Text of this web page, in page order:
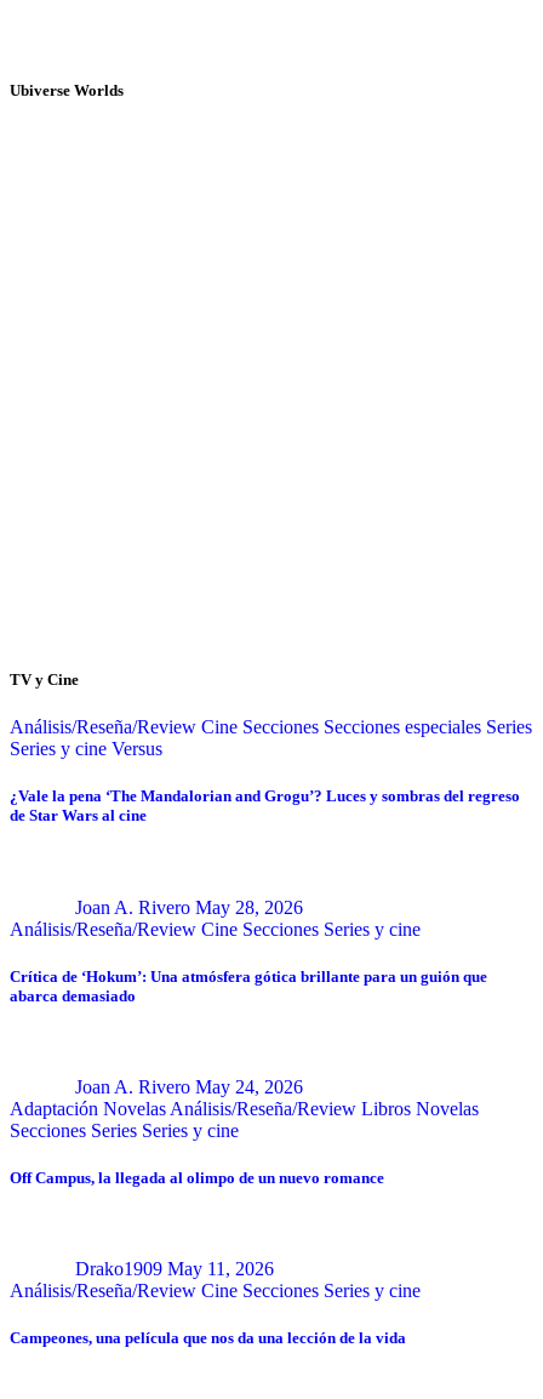
Ubiverse Worlds
TV y Cine
Análisis/Reseña/Review Cine Secciones Secciones especiales Series
Series y cine Versus
¿Vale la pena ‘The Mandalorian and Grogu’? Luces y sombras del regreso
de Star Wars al cine
Joan A. Rivero May 28, 2026
Análisis/Reseña/Review Cine Secciones Series y cine
Crítica de ‘Hokum’: Una atmósfera gótica brillante para un guión que
abarca demasiado
Joan A. Rivero May 24, 2026
Adaptación Novelas Análisis/Reseña/Review Libros Novelas
Secciones Series Series y cine
Off Campus, la llegada al olimpo de un nuevo romance
Drako1909 May 11, 2026
Análisis/Reseña/Review Cine Secciones Series y cine
Campeones, una película que nos da una lección de la vida